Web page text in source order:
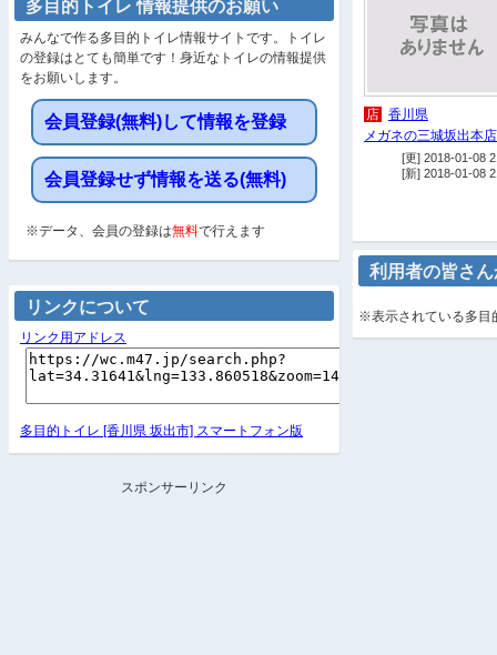
店 香川県
メガネの三城坂出本店
[更] 2018-01-08
[新] 2018-01-08
利用者の皆さ
※表示されている多目
多目的トイレ 情報提供のお願い
みんなで作る多目的トイレ情報サイトです。トイレ
の登録はとても簡単です！身近なトイレの情報提供
をお願いします。
会員登録(無料)して情報を登録
会員登録せず情報を送る(無料)
※データ、会員の登録は無料で行えます
リンクについて
リンク用アドレス
多目的トイレ [香川県 坂出市] スマートフォン版
スポンサーリンク